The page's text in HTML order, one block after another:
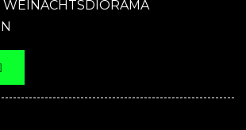
WEINACHTSDIORAMA